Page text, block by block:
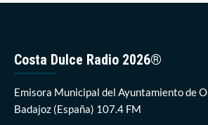
Costa Dulce Radio 2026®
Emisora Municipal del Ayuntamiento de
Badajoz (España) 107.4 FM